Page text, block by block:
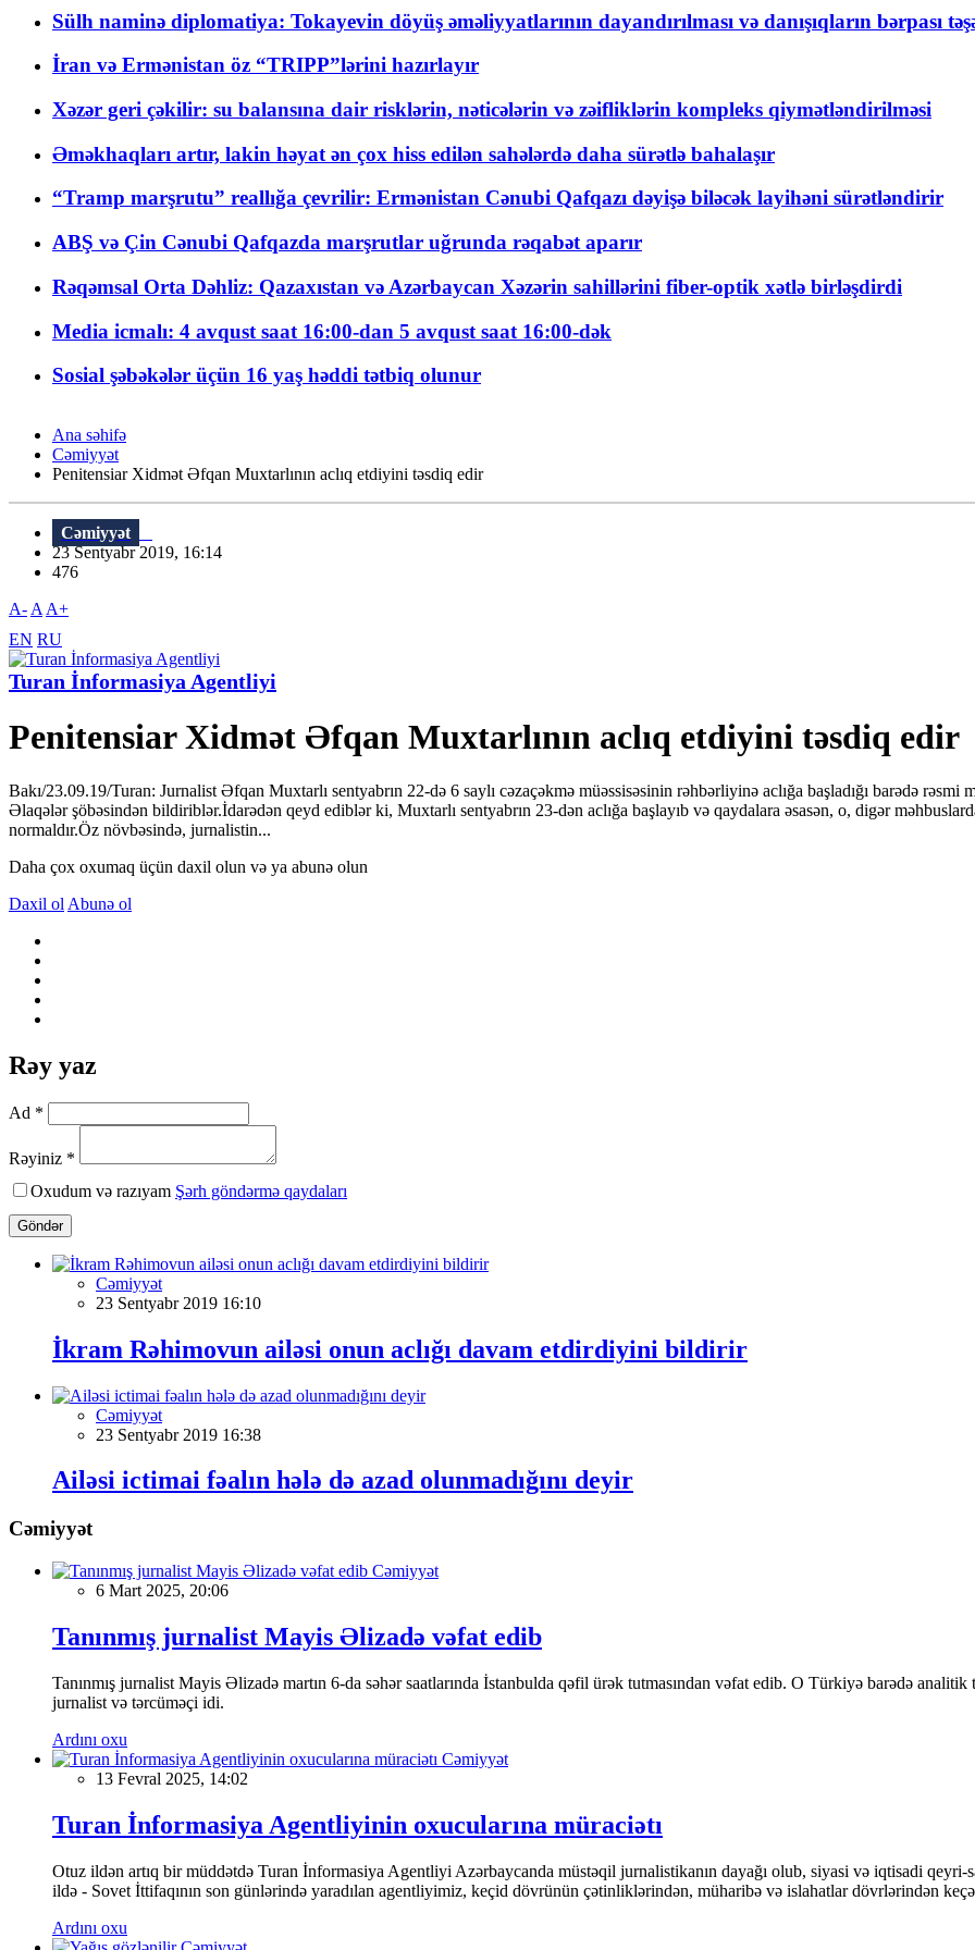
Sülh naminə diplomatiya: Tokayevin döyüş əməliyyatlarının dayandırılması və danışıqların bərpası
İran və Ermənistan öz “TRIPP”lərini hazırlayır
Xəzər geri çəkilir: su balansına dair risklərin, nəticələrin və zəifliklərin kompleks qiymətləndirilməsi
Əməkhaqları artır, lakin həyat ən çox hiss edilən sahələrdə daha sürətlə bahalaşır
“Tramp marşrutu” reallığa çevrilir: Ermənistan Cənubi Qafqazı dəyişə biləcək layihəni sürətləndirir
ABŞ və Çin Cənubi Qafqazda marşrutlar uğrunda rəqabət aparır
Rəqəmsal Orta Dəhliz: Qazaxıstan və Azərbaycan Xəzərin sahillərini fiber-optik xətlə birləşdirdi
Media icmalı: 4 avqust saat 16:00-dan 5 avqust saat 16:00-dək
Sosial şəbəkələr üçün 16 yaş həddi tətbiq olunur
Ana səhifə
Cəmiyyət
Penitensiar Xidmət Əfqan Muxtarlının aclıq etdiyini təsdiq edir
Cəmiyyət
23 Sentyabr 2019, 16:14
476
A- A A+
EN RU
Turan İnformasiya Agentliyi
Penitensiar Xidmət Əfqan Muxtarlının aclıq etdiyini təsdiq edir
Bakı/23.09.19/Turan: Jurnalist Əfqan Muxtarlı sentyabrın 22-də 6 saylı cəzaçəkmə müəssisəsinin rəhbərliyinə aclığa başladığı barədə
Əlaqələr şöbəsindən bildiriblər.İdarədən qeyd ediblər ki, Muxtarlı sentyabrın 23-dən aclığa başlayıb və qaydalara əsasən, o, digər
normaldır.Öz növbəsində, jurnalistin...
Daha çox oxumaq üçün daxil olun və ya abunə olun
Daxil ol Abunə ol
Rəy yaz
Ad *
Rəyiniz *
Oxudum və razıyam Şərh göndərmə qaydaları
Göndər
Cəmiyyət
23 Sentyabr 2019 16:10
İkram Rəhimovun ailəsi onun aclığı davam etdirdiyini bildirir
Cəmiyyət
23 Sentyabr 2019 16:38
Ailəsi ictimai fəalın hələ də azad olunmadığını deyir
Cəmiyyət
Cəmiyyət
6 Mart 2025, 20:06
Tanınmış jurnalist Mayis Əlizadə vəfat edib
Tanınmış jurnalist Mayis Əlizadə martın 6-da səhər saatlarında İstanbulda qəfil ürək tutmasından vəfat edib. O Türkiyə barədə
jurnalist və tərcüməçi idi.
Ardını oxu
Cəmiyyət
13 Fevral 2025, 14:02
Turan İnformasiya Agentliyinin oxucularına müraciətı
Otuz ildən artıq bir müddətdə Turan İnformasiya Agentliyi Azərbaycanda müstəqil jurnalistikanın dayağı olub, siyasi və iqtisadi
ildə - Sovet İttifaqının son günlərində yaradılan agentliyimiz, keçid dövrünün çətinliklərindən, müharibə və islahatlar dövrlərindən
Ardını oxu